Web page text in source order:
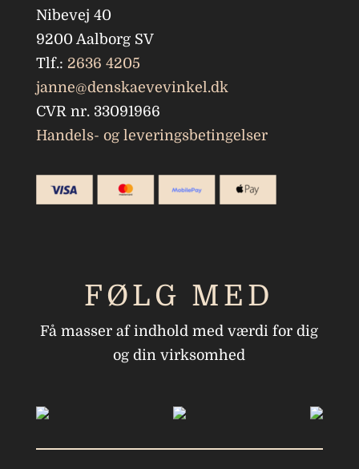
Nibevej 40
9200 Aalborg SV
Tlf.: 2636 4205
janne@denskaevevinkel.dk
CVR nr. 33091966
Handels- og leveringsbetingelser
FØLG MED
Få masser af indhold med værdi for dig
og din virksomhed